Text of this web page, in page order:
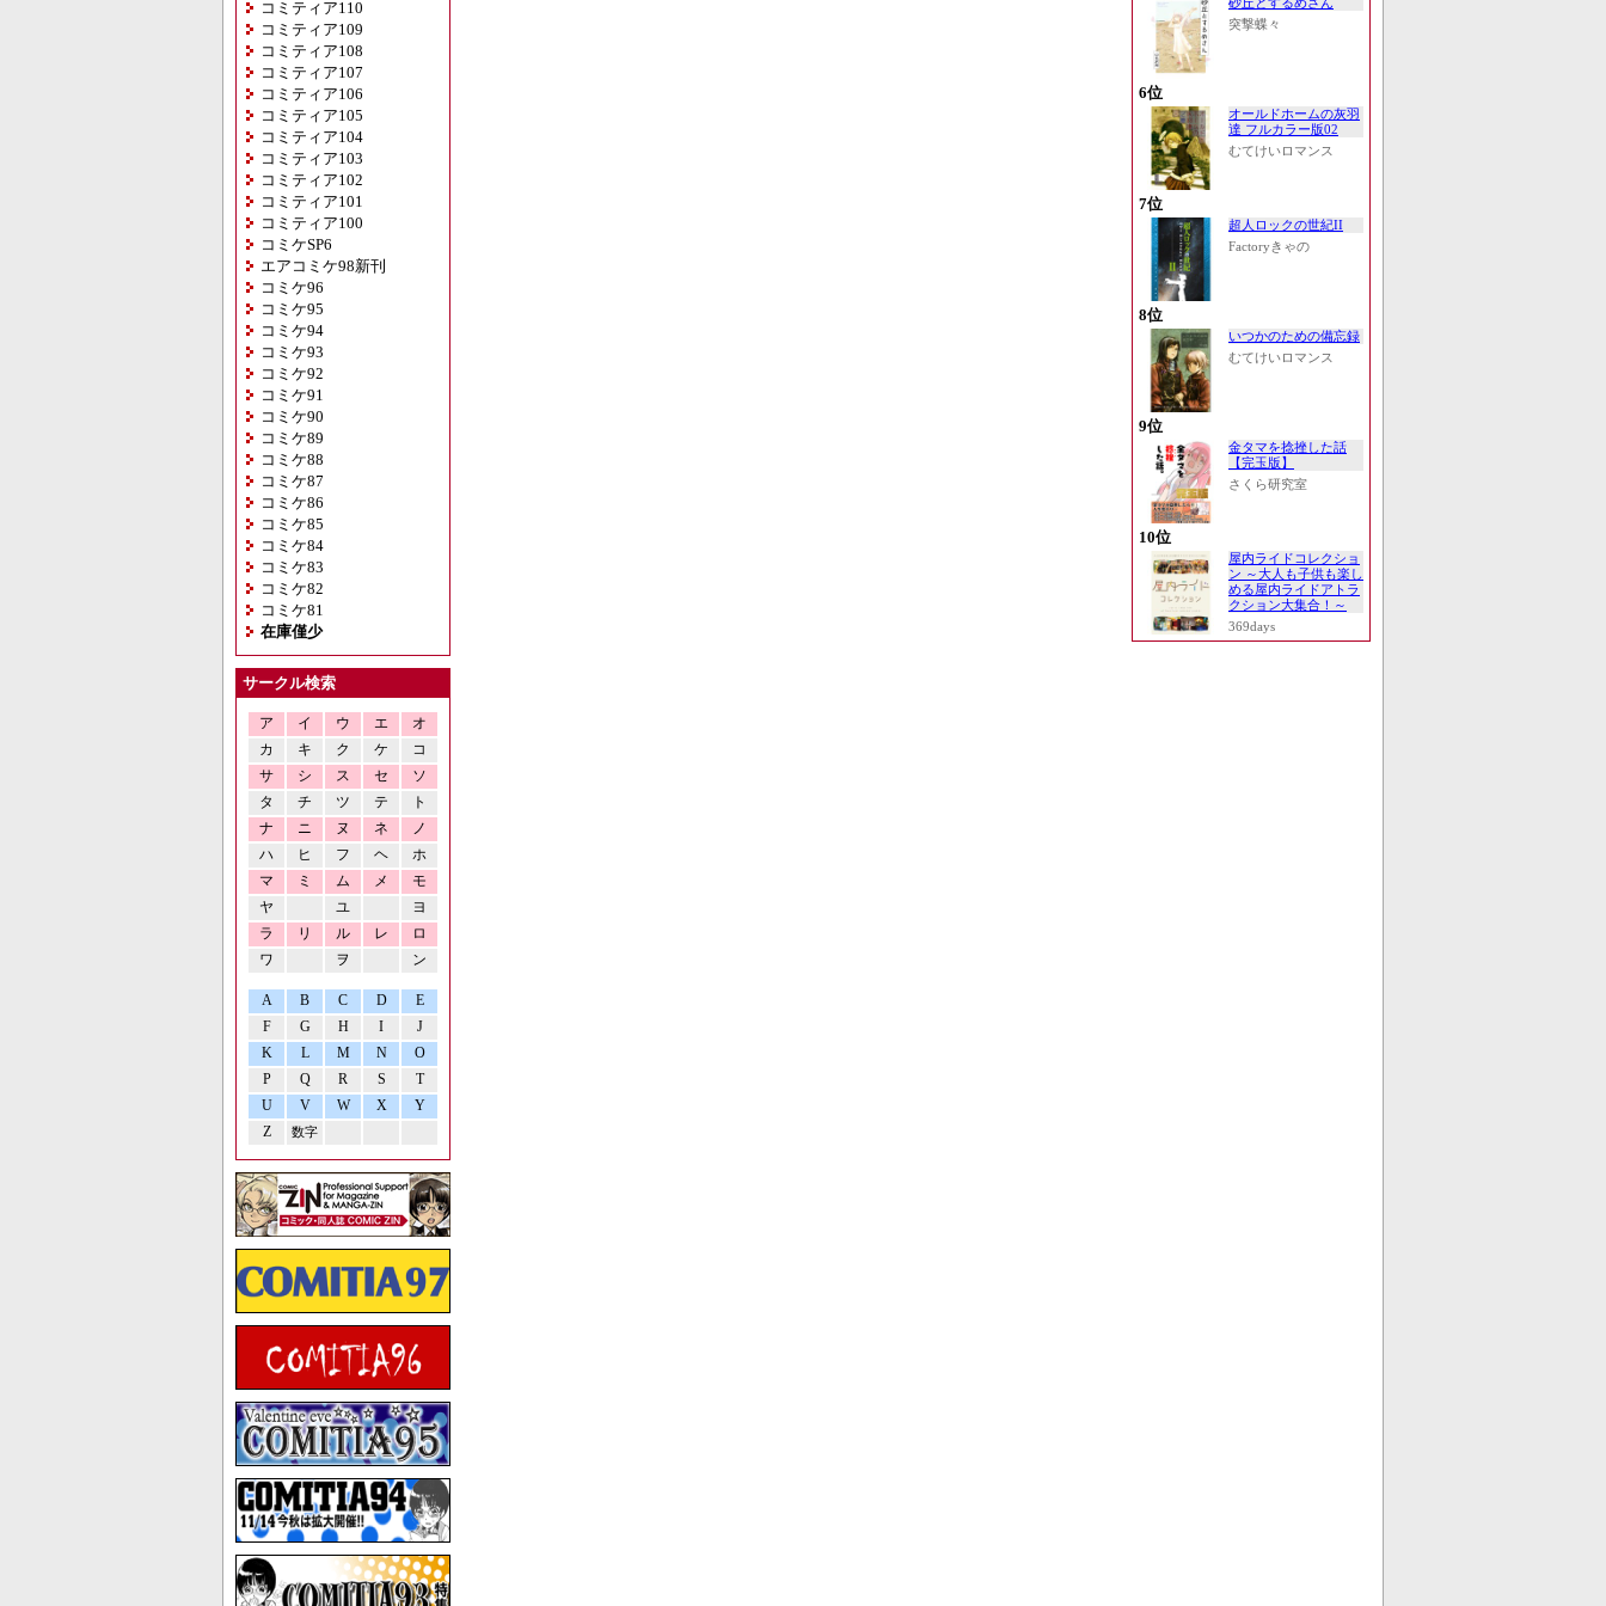
コミティア110
コミティア109
コミティア108
コミティア107
コミティア106
コミティア105
コミティア104
コミティア103
コミティア102
コミティア101
コミティア100
コミケSP6
エアコミケ98新刊
コミケ96
コミケ95
コミケ94
コミケ93
コミケ92
コミケ91
コミケ90
コミケ89
コミケ88
コミケ87
コミケ86
コミケ85
コミケ84
コミケ83
コミケ82
コミケ81
在庫僅少
サークル検索
ア イ ウ エ
オ
カ
キ ク ケ
コ
サ
シ ス セ
ソ
タ
チ ツ テ
ト
ナ
ニ ヌ ネ
ノ
ハ
ヒ フ ヘ
ホ
マ
ミ ム メ
モ
ヤ
ユ
ヨ
ラ
リ ル レ
ロ
ワ
ヲ ン
A B C D
E
F
G H I
J
K
L M N
O
P
Q R S
T
U
V W X
Y
Z
数字
砂丘とするめさん
突撃蝶々
6位
オールドホームの灰羽
達 フルカラー版02
むてけいロマンス
7位
超人ロックの世紀II
Factoryきゃの
8位
いつかのための備忘録
むてけいロマンス
9位
金タマを捻挫した話
【完玉版】
さくら研究室
10位
屋内ライドコレクショ
ン ～大人も子供も楽し
める屋内ライドアトラ
クション大集合！～
369days